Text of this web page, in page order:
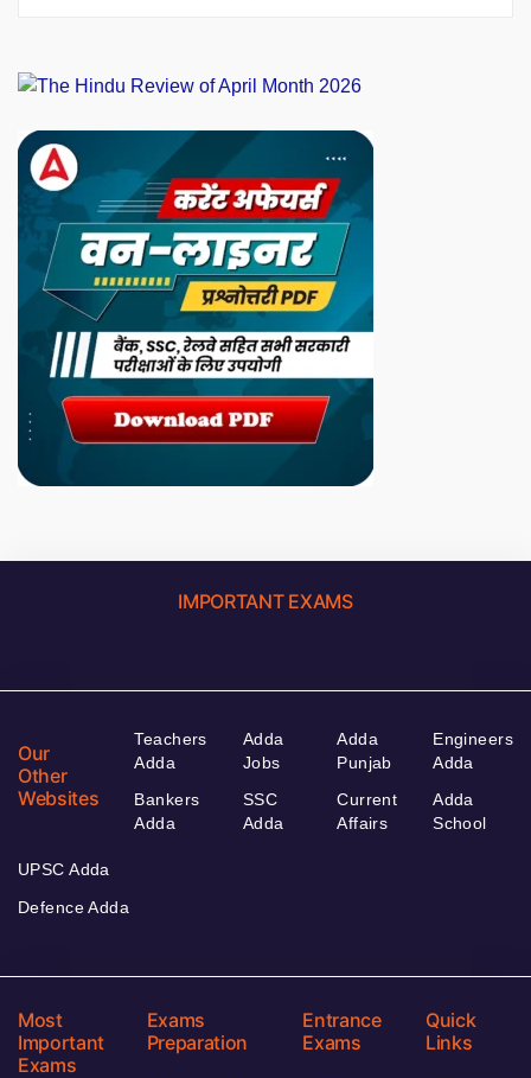
IMPORTANT EXAMS
Our
Other
Websites
Teachers
Adda
Bankers
Adda
Adda
Jobs
SSC
Adda
Adda
Punjab
Current
Affairs
Engineers
Adda
Adda
School
UPSC Adda
Defence Adda
Most
Important
Exams
Exams
Preparation
Entrance
Exams
Quick
Links